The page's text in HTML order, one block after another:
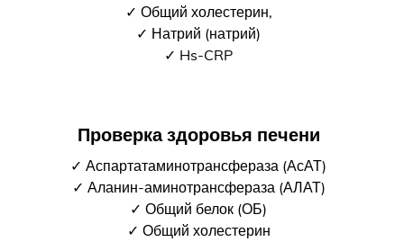
✓ Общий холестерин,
✓ Натрий (натрий)
✓ Hs-CRP
Проверка здоровья печени
✓ Аспартатаминотрансфераза (АсАТ)
✓ Аланин-аминотрансфераза (АЛАТ)
✓ Общий белок (ОБ)
✓ Общий холестерин